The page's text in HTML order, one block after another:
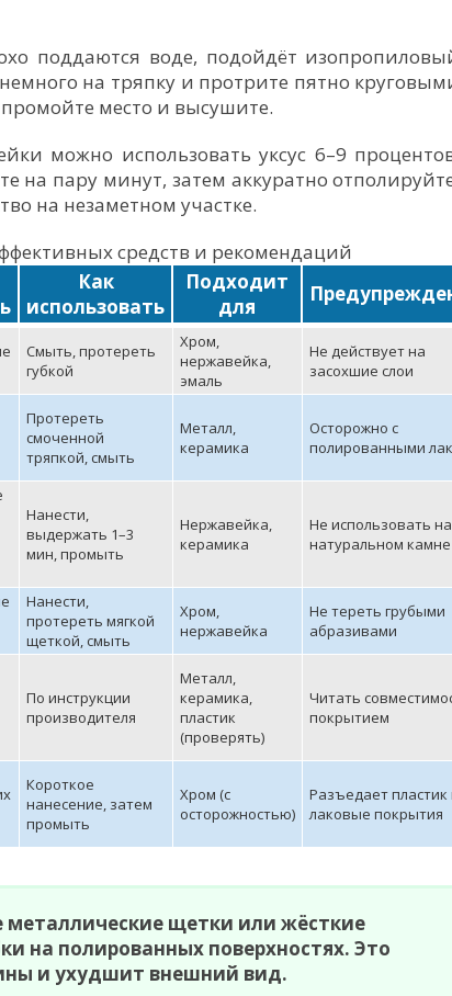
поддаются воде, подойдёт
на тряпку и протрите пятно
место и высушите.
можно использовать уксус 6–9
на пару минут, затем аккуратно
на незаметном участке.
средств и рекомендаций
Как
использовать
Подходит
для
Смыть, протереть
губкой
Хром,
нержавейка,
эмаль
Не действует на
засохшие слои
Протереть
смоченной
тряпкой, смыть
Металл,
керамика
Осторожно с
полированными
Нанести,
выдержать 1–3
мин, промыть
Нержавейка,
керамика
Не использовать на
натуральном камне
Нанести,
протереть мягкой
щеткой, смыть
Хром,
нержавейка
Не тереть грубыми
абразивами
По инструкции
производителя
Металл,
керамика,
пластик
(проверять)
Читать
покрытием
Короткое
нанесение, затем
промыть
Хром (с
осторожностью)
Разъедает пластик
лаковые покрытия
металлические щетки или жёсткие
на полированных поверхностях. Это
и ухудшит внешний вид.